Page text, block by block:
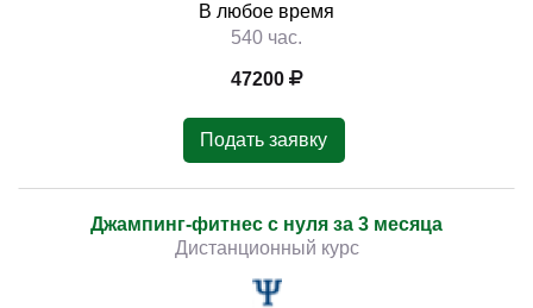
В любое время
540 час.
47200
Подать заявку
Джампинг-фитнес с нуля за 3 месяца
Дистанционный курс